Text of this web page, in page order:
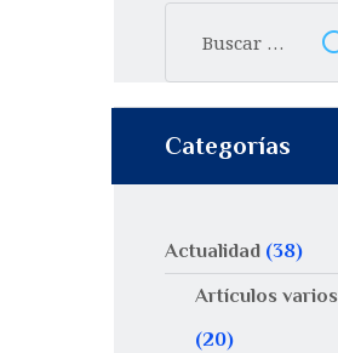
Categorías
Actualidad (38)
Artículos varios
(20)